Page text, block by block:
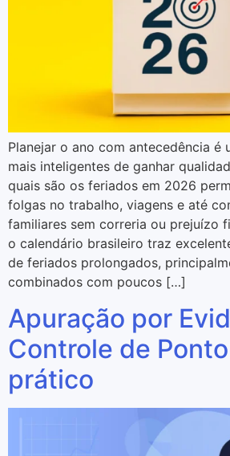
Planejar o ano com antecedência é
mais inteligentes de ganhar
quais são os feriados em 2026
folgas no trabalho, viagens e até
familiares sem correria ou prejuízo
o calendário brasileiro traz
de feriados prolongados,
combinados com poucos […]
Apuração por
Controle de
prático